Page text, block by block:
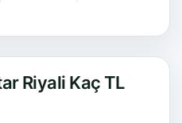
Riyali Kaç TL